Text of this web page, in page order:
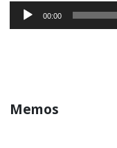
Audio-
Player
00:00
Memos